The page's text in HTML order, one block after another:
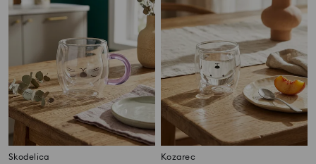
Skodelica Kozarec